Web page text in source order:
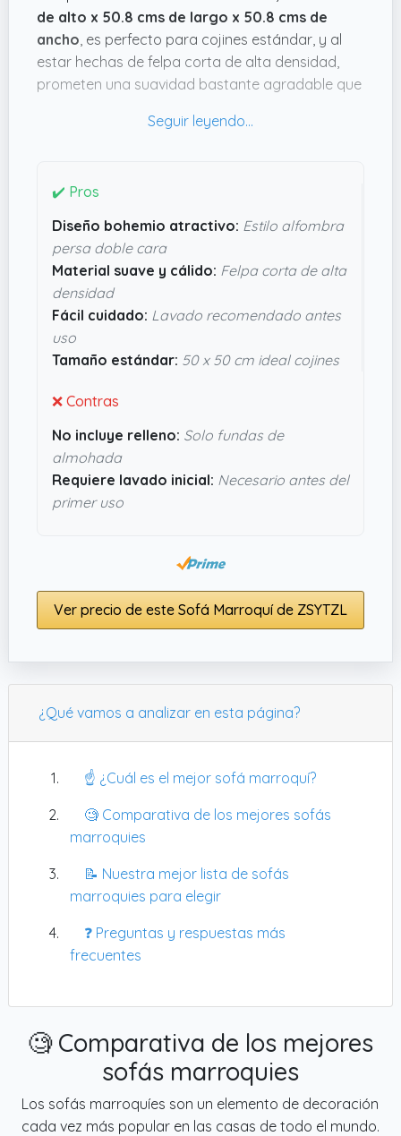
de alto x 50.8 cms de largo x 50.8 cms de
ancho , es perfecto para cojines estándar, y al
estar hechas de felpa corta de alta densidad,
prometen una suavidad bastante agradable que
calentita puede ser justo lo que buscas para dar
con ese aire de alfombra persa de Mónaco a
doble cara, aporte personalidad sin ser
recargado. Y que, encima, sean fáciles de lavar
es un plus porque al final, con fundas así, el
mantenimiento suele ser un tema. Eso sí, hay que
tener en cuenta que vienen sólo las fundas, sin
relleno. En resumen, son un detalle bastante
y sin gastarte un dineral.
✔️ Pros
Diseño bohemio atractivo: Estilo alfombra
persa doble cara
Material suave y cálido: Felpa corta de alta
densidad
Fácil cuidado: Lavado recomendado antes
uso
Tamaño estándar: 50 x 50 cm ideal cojines
❌ Contras
No incluye relleno: Solo fundas de
almohada
Requiere lavado inicial: Necesario antes del
primer uso
Ver precio de este Sofá Marroquí de ZSYTZL
¿Qué vamos a analizar en esta página?
☝️ ¿Cuál es el mejor sofá marroquí?
🧐 Comparativa de los mejores sofás
marroquies
📝 Nuestra mejor lista de sofás
marroquies para elegir
❓ Preguntas y respuestas más
frecuentes
🧐 Comparativa de los mejores
sofás marroquies
Los sofás marroquíes son un elemento de decoración
cada vez más popular en las casas de todo el mundo.